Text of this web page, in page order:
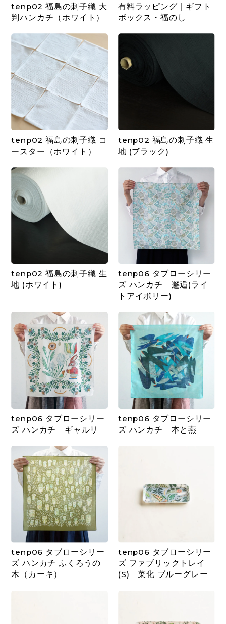
tenp02 福島の刺子織 大
判ハンカチ（ホワイト）
有料ラッピング｜ギフト
ボックス・福のし
tenp02 福島の刺子織 コ
ースター（ホワイト）
tenp02 福島の刺子織 生
地 (ブラック)
tenp02 福島の刺子織 生
地 (ホワイト)
tenp06 タブローシリー
ズ ハンカチ 邂逅(ライ
トアイボリー)
tenp06 タブローシリー
ズ ハンカチ ギャルリ
tenp06 タブローシリー
ズ ハンカチ 本と燕
tenp06 タブローシリー
ズ ハンカチ ふくろうの
木（カーキ）
tenp06 タブローシリー
ズ ファブリックトレイ
(S) 菜化 ブルーグレー